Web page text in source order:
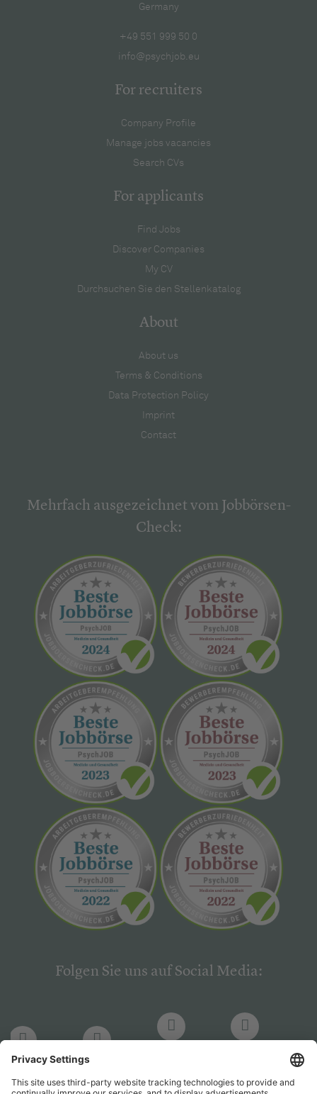
Germany
+49 551 999 50 0
info@psychjob.eu
For recruiters
Company Profile
Manage jobs vacancies
Search CVs
For applicants
Find Jobs
Discover Companies
My CV
Durchsuchen Sie den Stellenkatalog
About
About us
Terms & Conditions
Data Protection Policy
Imprint
Contact
Mehrfach ausgezeichnet vom Jobbörsen-
Check:
Folgen Sie uns auf Social Media:
LinkedIn
Hogrefe Hogrefe